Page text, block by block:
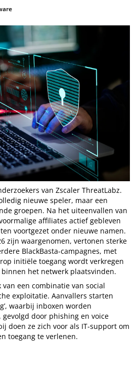
van Zscaler ThreatLabz.
nieuwe speler, maar een
groepen. Na het uiteenvallen van
affiliates actief gebleven
voortgezet onder nieuwe namen.
zijn waargenomen, vertonen sterke
BlackBasta-campagnes, met
initiële toegang wordt verkregen
het netwerk plaatsvinden.
een combinatie van social
exploitatie. Aanvallers starten
waarbij inboxen worden
door phishing en voice
doen ze zich voor als IT-support om
toegang te verlenen.